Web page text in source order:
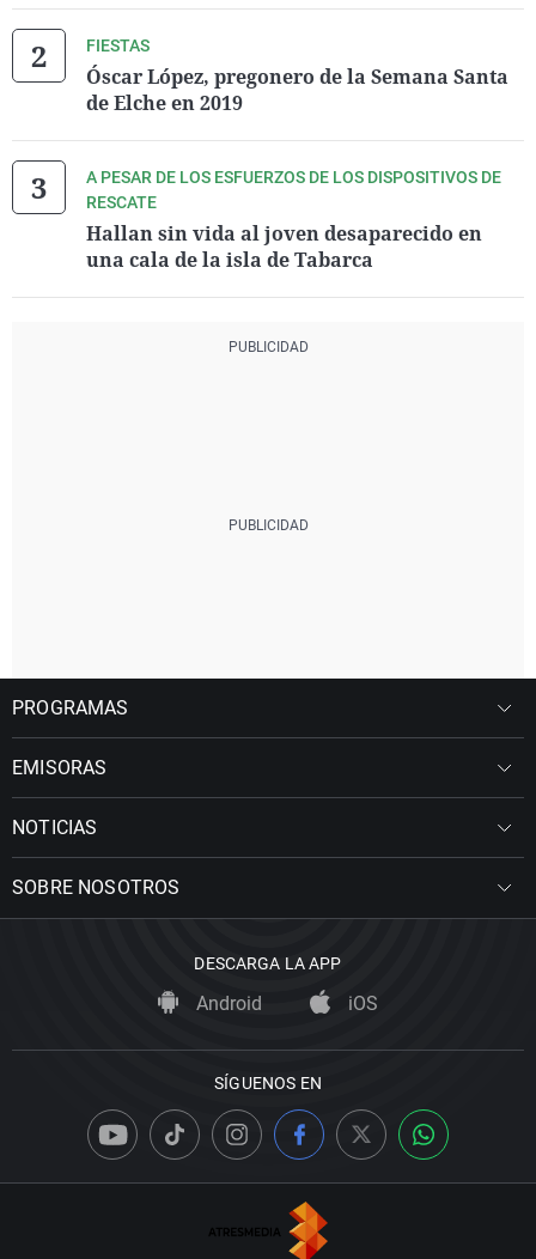
FIESTAS
Óscar López, pregonero de la Semana Santa
de Elche en 2019
A PESAR DE LOS ESFUERZOS DE LOS DISPOSITIVOS DE
RESCATE
Hallan sin vida al joven desaparecido en
una cala de la isla de Tabarca
PROGRAMAS
EMISORAS
NOTICIAS
SOBRE NOSOTROS
DESCARGA LA APP
Android iOS
SÍGUENOS EN